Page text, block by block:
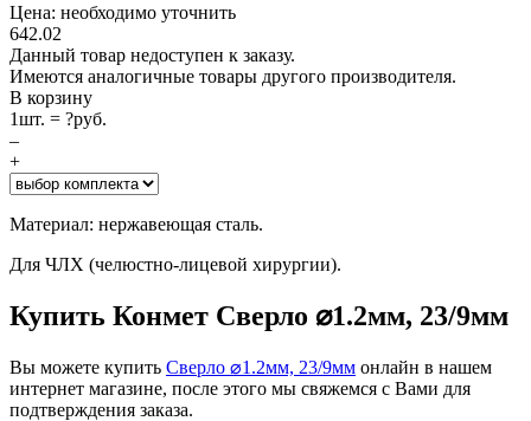
Цена: необходимо уточнить
642.02
Данный товар недоступен к заказу.
Имеются аналогичные товары другого производителя.
В корзину
1шт. = ?руб.
–
+
Материал: нержавеющая сталь.
Для ЧЛХ (челюстно-лицевой хирургии).
Купить Конмет Сверло ⌀1.2мм, 23/9мм
Вы можете купить Сверло ⌀1.2мм, 23/9мм онлайн в нашем
интернет магазине, после этого мы свяжемся с Вами для
подтверждения заказа.